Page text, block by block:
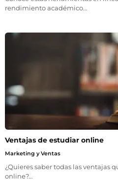
rendimiento académico…
Ventajas de estudiar online
Marketing y Ventas
¿Quieres saber todas las ventajas
online?…